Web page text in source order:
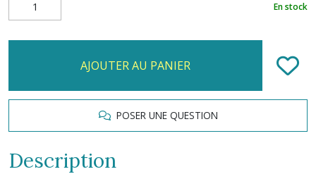
En stock
AJOUTER AU PANIER
POSER UNE QUESTION
Description